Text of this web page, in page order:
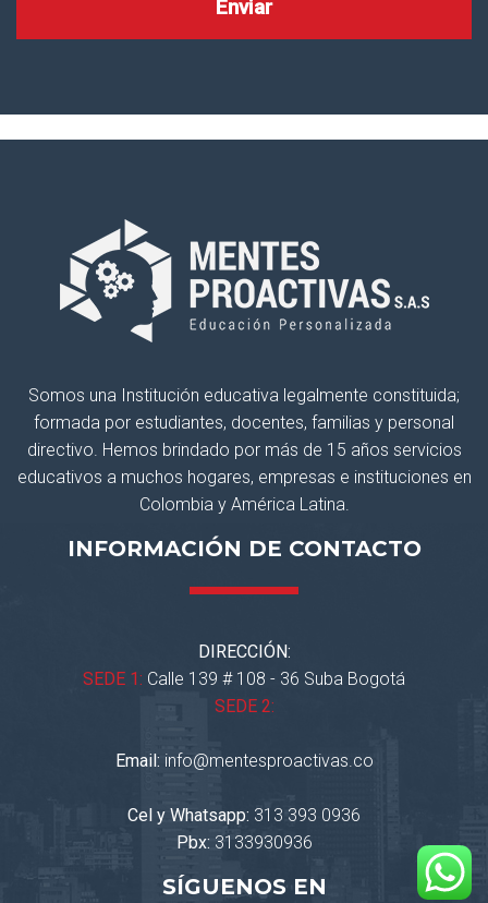
Somos una Institución educativa legalmente constituida;
formada por estudiantes, docentes, familias y personal
directivo. Hemos brindado por más de 15 años servicios
educativos a muchos hogares, empresas e instituciones en
Colombia y América Latina.
INFORMACIÓN DE CONTACTO
DIRECCIÓN:
SEDE 1: Calle 139 # 108 - 36 Suba Bogotá
SEDE 2:
Email: info@mentesproactivas.co
Cel y Whatsapp: 313 393 0936
Pbx: 3133930936
SÍGUENOS EN